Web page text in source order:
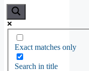
Exact matches only
Search in title